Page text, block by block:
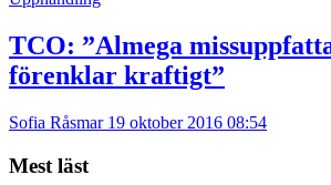
TCO: ”Almega
förenklar kraftigt”
Sofia Råsmar 19 oktober 2016 08:54
Mest läst